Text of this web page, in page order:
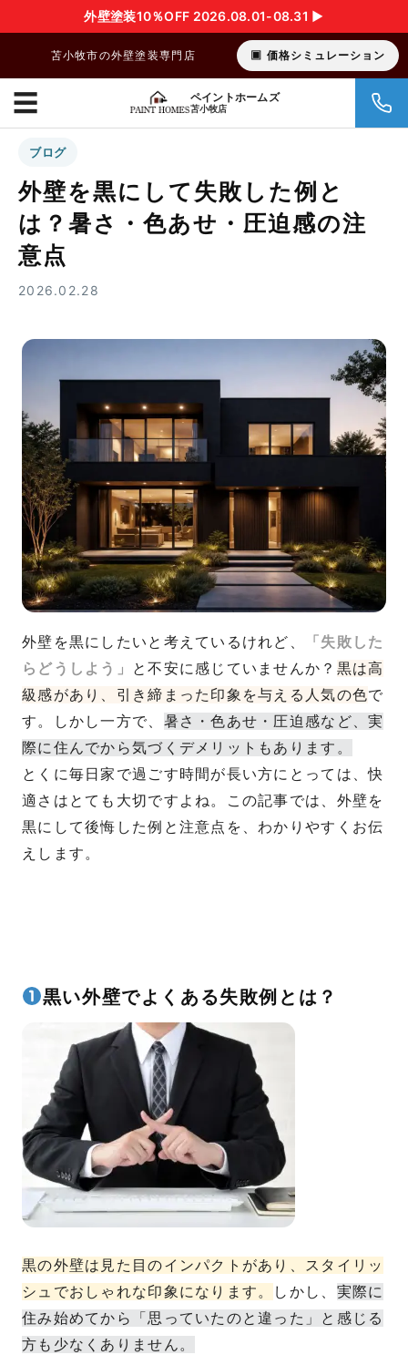
外壁塗装10％OFF 2026.08.01-08.31 ▶︎
苫小牧市の外壁塗装専門店 価格シミュレーション
ペイントホームズ
苫小牧店
☰
ブログ
外壁を黒にして失敗した例と
は？暑さ・色あせ・圧迫感の注
意点
2026.02.28
外壁を黒にしたいと考えているけれど、
「失敗した
らどうしよう」
と不安に感じていませんか？ 黒は高
級感があり、引き締まった印象を与える人気の色で
す。しかし一方で、 暑さ・色あせ・圧迫感など、実
際に住んでから気づくデメリットもあります。
とくに毎日家で過ごす時間が長い方にとっては、快
適さはとても大切ですよね。この記事では、外壁を
黒にして後悔した例と注意点を、わかりやすくお伝
えします。
黒い外壁でよくある失敗例とは？
黒の外壁は見た目のインパクトがあり、スタイリッ
シュでおしゃれな印象になります。
しかし、 実際に
住み始めてから「思っていたのと違った」と感じる
方も少なくありません。